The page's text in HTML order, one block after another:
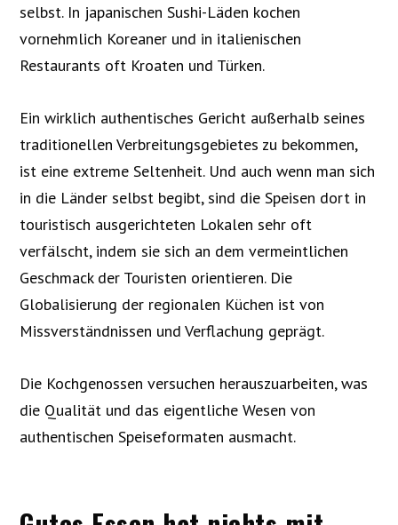
selbst. In japanischen Sushi-Läden kochen
vornehmlich Koreaner und in italienischen
Restaurants oft Kroaten und Türken.
Ein wirklich authentisches Gericht außerhalb seines
traditionellen Verbreitungsgebietes zu bekommen,
ist eine extreme Seltenheit. Und auch wenn man sich
in die Länder selbst begibt, sind die Speisen dort in
touristisch ausgerichteten Lokalen sehr oft
verfälscht, indem sie sich an dem vermeintlichen
Geschmack der Touristen orientieren. Die
Globalisierung der regionalen Küchen ist von
Missverständnissen und Verflachung geprägt.
Die Kochgenossen versuchen herauszuarbeiten, was
die Qualität und das eigentliche Wesen von
authentischen Speiseformaten ausmacht.